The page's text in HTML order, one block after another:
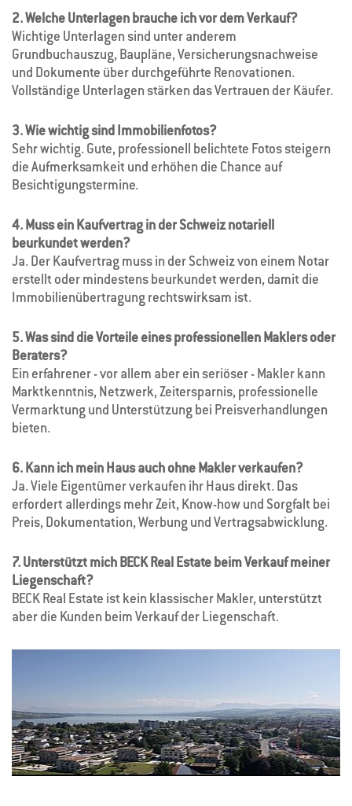
2. Welche Unterlagen brauche ich vor dem Verkauf?
Wichtige Unterlagen sind unter anderem
Grundbuchauszug, Baupläne, Versicherungsnachweise
und Dokumente über durchgeführte Renovationen.
Vollständige Unterlagen stärken das Vertrauen der Käufer.
3. Wie wichtig sind Immobilienfotos?
Sehr wichtig. Gute, professionell belichtete Fotos steigern
die Aufmerksamkeit und erhöhen die Chance auf
Besichtigungstermine.
4. Muss ein Kaufvertrag in der Schweiz notariell
beurkundet werden?
Ja. Der Kaufvertrag muss in der Schweiz von einem Notar
erstellt oder mindestens beurkundet werden, damit die
Immobilienübertragung rechtswirksam ist.
5. Was sind die Vorteile eines professionellen Maklers oder
Beraters?
Ein erfahrener - vor allem aber ein seriöser - Makler kann
Marktkenntnis, Netzwerk, Zeitersparnis, professionelle
Vermarktung und Unterstützung bei Preisverhandlungen
bieten.
6. Kann ich mein Haus auch ohne Makler verkaufen?
Ja. Viele Eigentümer verkaufen ihr Haus direkt. Das
erfordert allerdings mehr Zeit, Know-how und Sorgfalt bei
Preis, Dokumentation, Werbung und Vertragsabwicklung.
7. Unterstützt mich BECK Real Estate beim Verkauf meiner
Liegenschaft?
BECK Real Estate ist kein klassischer Makler, unterstützt
aber die Kunden beim Verkauf der Liegenschaft.